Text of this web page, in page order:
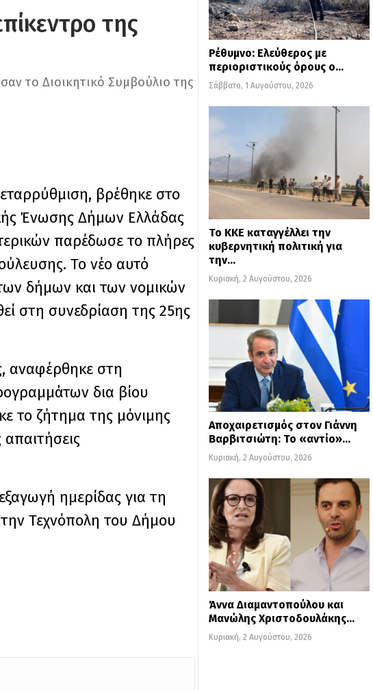
της
το Διοικητικό Συμβούλιο της
βρέθηκε στο
Ένωσης Δήμων Ελλάδας
παρέδωσε το πλήρες
Το νέο αυτό
των δήμων και των νομικών
στη συνεδρίαση της 25ης
αναφέρθηκε στη
δια βίου
το ζήτημα της μόνιμης
ημερίδας για τη
Τεχνόπολη του Δήμου
Ρέθυμνο: Ελεύθερος με
περιοριστικούς όρους ο…
Σάββατο, 1 Αυγούστου, 2026
Το ΚΚΕ καταγγέλλει την
κυβερνητική πολιτική για
την…
Κυριακή, 2 Αυγούστου, 2026
Αποχαιρετισμός στον Γιάννη
Βαρβιτσιώτη: Το «αντίο»…
Κυριακή, 2 Αυγούστου, 2026
Άννα Διαμαντοπούλου και
Μανώλης Χριστοδουλάκης…
Κυριακή, 2 Αυγούστου, 2026